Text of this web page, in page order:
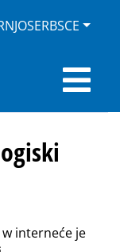
interneće je